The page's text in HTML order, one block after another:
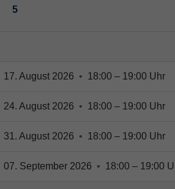
5
17. August 2026 • 18:00 – 19:00 Uhr
24. August 2026 • 18:00 – 19:00 Uhr
31. August 2026 • 18:00 – 19:00 Uhr
07. September 2026 • 18:00 – 19:00